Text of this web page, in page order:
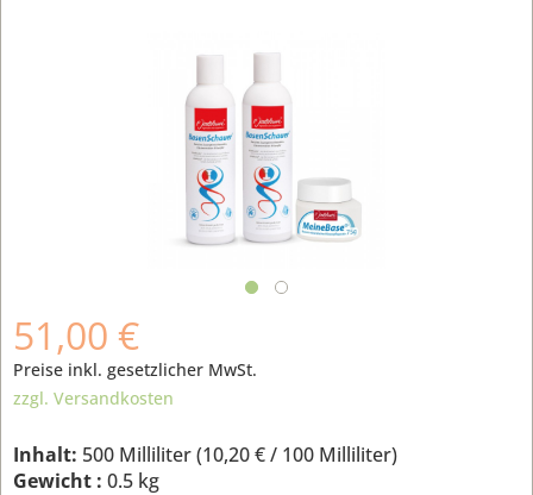
51,00 €
Preise inkl. gesetzlicher MwSt.
zzgl. Versandkosten
Inhalt: 500 Milliliter (10,20 €/ 100 Milliliter)
Gewicht : 0.5 kg